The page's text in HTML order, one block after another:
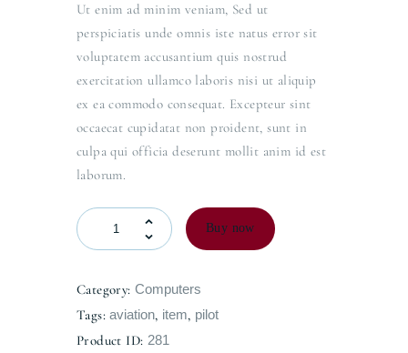
Ut enim ad minim veniam, Sed ut
perspiciatis unde omnis iste natus error sit
voluptatem accusantium quis nostrud
exercitation ullamco laboris nisi ut aliquip
ex ea commodo consequat. Excepteur sint
occaecat cupidatat non proident, sunt in
culpa qui officia deserunt mollit anim id est
laborum.
Buy now
Category: Computers
Tags:aviation, item, pilot
Product ID: 281